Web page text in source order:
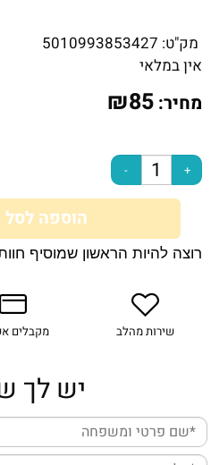
מק"ט: 5010993853427
אין במלאי
מחיר: ₪85
הוספה לסל
רוצה להיות הראשון שמוסיף
שירות מהלב מקבלים
יש לך